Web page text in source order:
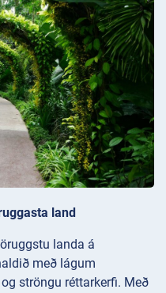
land
landa á
með lágum
ströngu réttarkerfi. Með